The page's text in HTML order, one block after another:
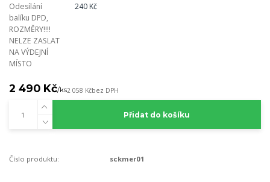
Odesílání
balíku DPD,
ROZMĚRY!!!!
NELZE ZASLAT
NA VÝDEJNÍ
MÍSTO
240 Kč
2 490 Kč/ks2 058 Kčbez DPH
Přidat do košíku
Číslo produktu: sckmer01